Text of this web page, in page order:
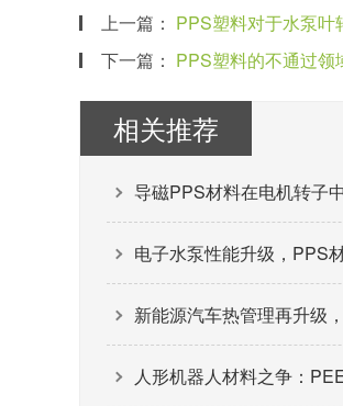
上一篇： PPS塑料对于水泵叶
下一篇： PPS塑料的不通过领
相关推荐
导磁PPS材料在电机转子
电子水泵性能升级，PPS
新能源汽车热管理再升级
人形机器人材料之争：